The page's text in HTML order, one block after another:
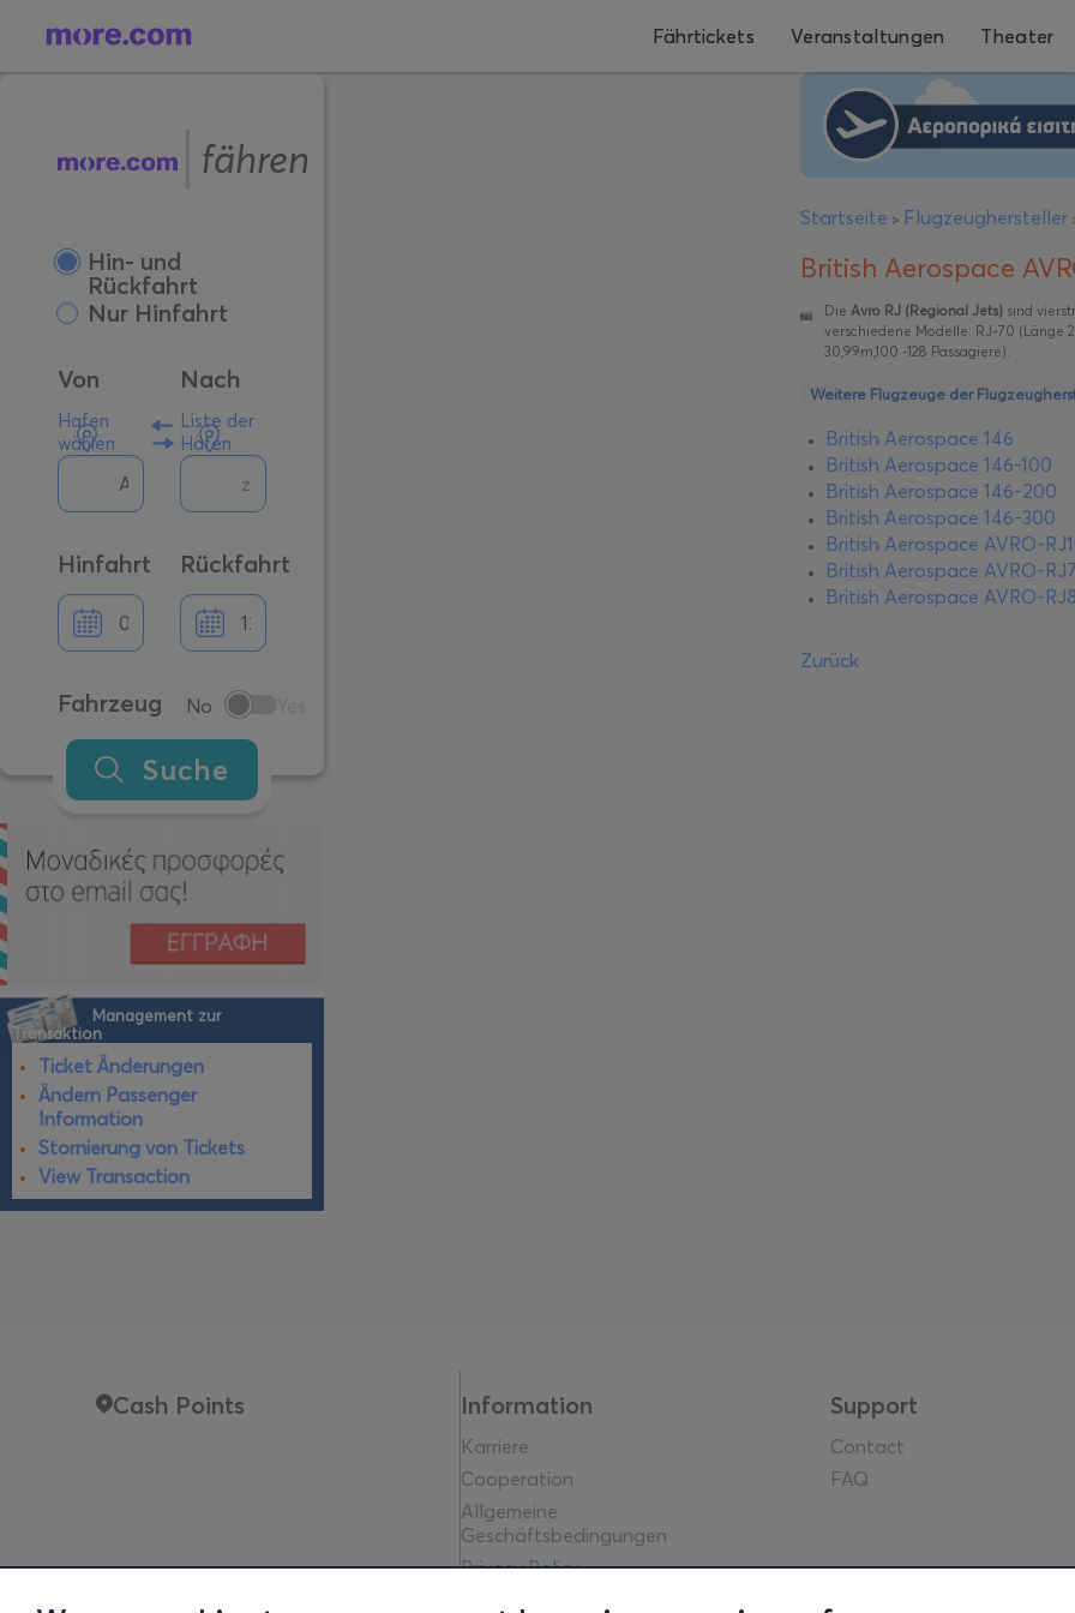
Fährtickets Veranstaltungen Theater
fähren
Hin- und
Rückfahrt
Nur Hinfahrt
Von
Hafen
wählen
Nach
Liste der
Häfen
Hinfahrt Rückfahrt
Fahrzeug No
Suche
Management zur
Transaktion
Ticket Änderungen
Ändern Passenger
Information
Stornierung von Tickets
View Transaction
Startseite > Flugzeughersteller
British Aerospace
Die Avro RJ (Regional Jets) sind
verschiedene Modelle: RJ-70 (Länge
30,99m,100 -128 Passagiere).
Weitere Flugzeuge der
British Aerospace 146
British Aerospace 146-100
British Aerospace 146-200
British Aerospace 146-300
British Aerospace AVRO-
British Aerospace AVRO-
British Aerospace AVRO-
Zurück
Cash Points Information
Karriere
Cooperation
Allgemeine
Geschäftsbedingungen
Privacy Policy
Support
Contact
FAQ